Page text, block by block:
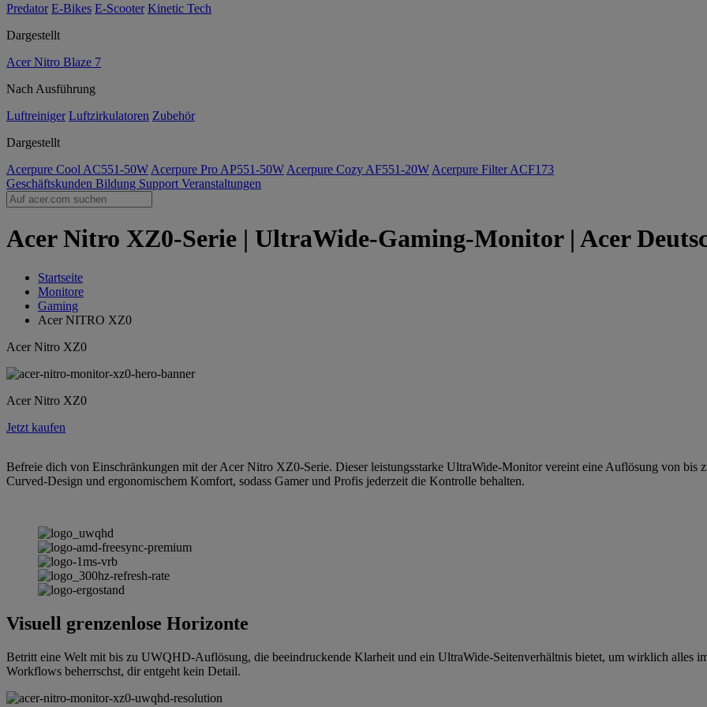
Predator E-Bikes E-Scooter Kinetic Tech
Dargestellt
Acer Nitro Blaze 7
Nach Ausführung
Luftreiniger Luftzirkulatoren Zubehör
Dargestellt
Acerpure Cool AC551-50W Acerpure Pro AP551-50W Acerpure Cozy AF551-20W Acerpure Filter ACF173
Geschäftskunden Bildung Support Veranstaltungen
Acer Nitro XZ0-Serie | UltraWide-Gaming-Monitor | Acer
Startseite
Monitore
Gaming
Acer NITRO XZ0
Acer Nitro XZ0
Acer Nitro XZ0
Jetzt kaufen
Befreie dich von Einschränkungen mit der Acer Nitro XZ0-Serie. Dieser leistungsstarke UltraWide-Monitor vereint eine Auflösung von
Curved-Design und ergonomischem Komfort, sodass Gamer und Profis jederzeit die Kontrolle behalten.
Visuell grenzenlose Horizonte
Betritt eine Welt mit bis zu UWQHD-Auflösung, die beeindruckende Klarheit und ein UltraWide-Seitenverhältnis bietet, um wirklich alles
Workflows beherrschst, dir entgeht kein Detail.